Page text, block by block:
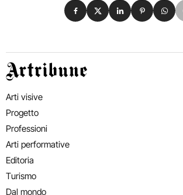
Condividi su Facebook
Condividi su X
Condividi su
Condividi
Artribune
Arti visive
Progetto
Professioni
Arti performative
Editoria
Turismo
Dal mondo